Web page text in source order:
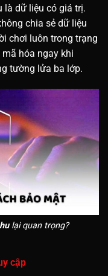
là dữ liệu có giá trị.
chia sẻ dữ liệu
chơi luôn trong trạng
hóa ngay khi
tường lửa ba lớp.
lại quan trọng?
cập